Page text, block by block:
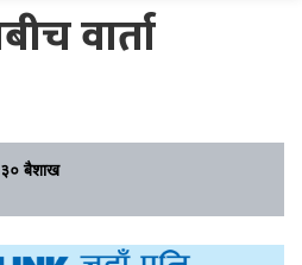
वार्ता
बैशाख